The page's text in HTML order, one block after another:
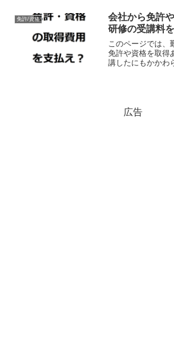
の間で行っていた
免許/資格
会社から免許
研修の受講料
このページでは、
免許や資格を取得
講したにもかかわ
から請求された場
に対処すべきかと
広告